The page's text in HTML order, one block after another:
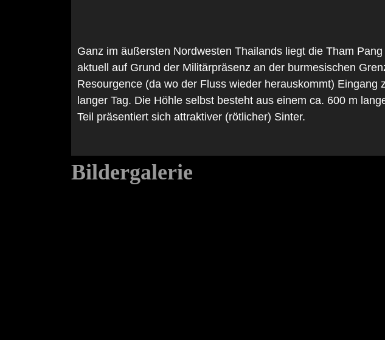
Ganz im äußersten Nordwesten Thailands liegt die Tham
aktuell auf Grund der Militärpräsenz an der burmesischen
Resourgence (da wo der Fluss wieder herauskommt)
langer Tag. Die Höhle selbst besteht aus einem ca. 600 m
Teil präsentiert sich attraktiver (rötlicher) Sinter.
Bildergalerie